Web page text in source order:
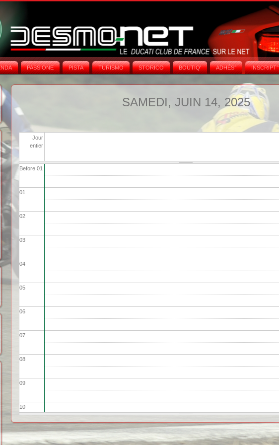
PASSIONE PISTA TURISMO STORICO BOUTIQ' ADHÉS° INSCRIPT°
SAMEDI, JUIN 14, 2025
Jour
entier
Before 01
01
02
03
04
05
06
07
08
09
10
11